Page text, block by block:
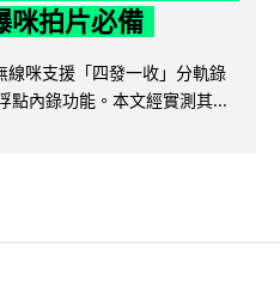
拍片必備
咪支援「四發一收」分軌錄
內錄功能。本文經實測其...